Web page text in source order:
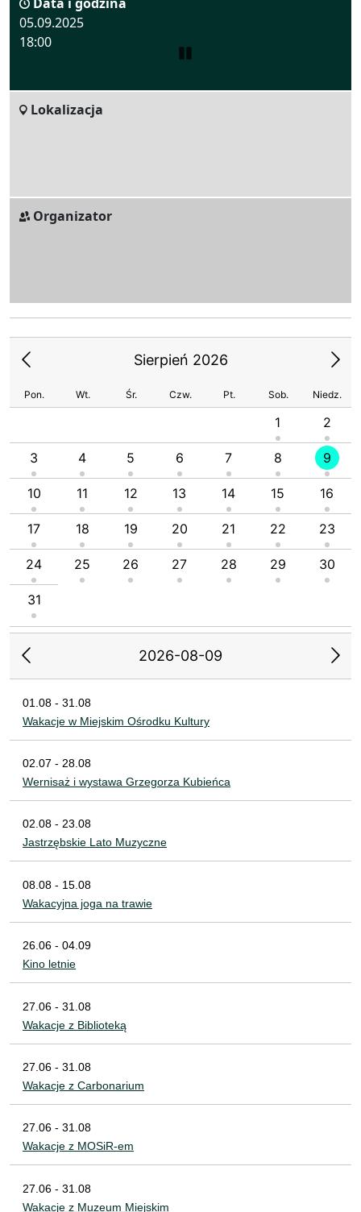
05.09.2025
18:00
Lokalizacja
Organizator
Sierpień 2026
Pon. Wt. Śr. Czw. Pt. Sob. Niedz.
1 2
3 4 5 6 7 8 9
10 11 12 13 14 15 16
17 18 19 20 21 22 23
24 25 26 27 28 29 30
31
2026-08-09
01.08 - 31.08
Wakacje w Miejskim Ośrodku Kultury
02.07 - 28.08
Wernisaż i wystawa Grzegorza Kubieńca
02.08 - 23.08
Jastrzębskie Lato Muzyczne
08.08 - 15.08
Wakacyjna joga na trawie
26.06 - 04.09
Kino letnie
27.06 - 31.08
Wakacje z Biblioteką
27.06 - 31.08
Wakacje z Carbonarium
27.06 - 31.08
Wakacje z MOSiR-em
27.06 - 31.08
Wakacje z Muzeum Miejskim